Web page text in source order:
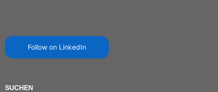
Follow on LinkedIn
SUCHEN